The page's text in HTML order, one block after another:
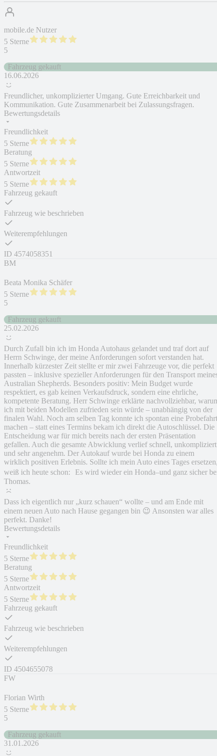
mobile.de Nutzer
5 Sterne
5
Fahrzeug gekauft
16.06.2026
Freundlicher, unkomplizierter Umgang. Gute Erreichbarkeit und
Kommunikation. Gute Zusammenarbeit bei Zulassungsfragen.
Bewertungsdetails
Freundlichkeit
5 Sterne
Beratung
5 Sterne
Antwortzeit
5 Sterne
Fahrzeug gekauft
Fahrzeug wie beschrieben
Weiterempfehlungen
ID 4574058351
BM
Beata Monika Schäfer
5 Sterne
5
Fahrzeug gekauft
25.02.2026
Durch Zufall bin ich im Honda Autohaus gelandet und traf dort auf
Herrn Schwinge, der meine Anforderungen sofort verstanden hat.
Innerhalb kürzester Zeit stellte er mir zwei Fahrzeuge vor, die perfekt
passten – inklusive spezieller Anforderungen für den Transport
Australian Shepherds. Besonders positiv: Mein Budget wurde
respektiert, es gab keinen Verkaufsdruck, sondern eine ehrliche,
kompetente Beratung. Herr Schwinge erklärte nachvollziehbar,
ich mit beiden Modellen zufrieden sein würde – unabhängig von der
finalen Wahl. Noch am selben Tag konnte ich spontan eine Probefahrt
machen – statt eines Termins bekam ich direkt die Autoschlüssel. Die
Entscheidung war für mich bereits nach der ersten Präsentation
gefallen. Auch die gesamte Abwicklung verlief schnell, unkompliziert
und sehr angenehm. Der Autokauf wurde bei Honda zu einem
wirklich positiven Erlebnis. Sollte ich mein Auto eines Tages
weiß ich heute schon: Es wird wieder ein Honda–und ganz sicher
Thomas.
Dass ich eigentlich nur „kurz schauen“ wollte – und am Ende mit
einem neuen Auto nach Hause gegangen bin 😉 Ansonsten war alles
perfekt. Danke!
Bewertungsdetails
Freundlichkeit
5 Sterne
Beratung
5 Sterne
Antwortzeit
5 Sterne
Fahrzeug gekauft
Fahrzeug wie beschrieben
Weiterempfehlungen
ID 4504655078
FW
Florian Wirth
5 Sterne
5
Fahrzeug gekauft
31.01.2026